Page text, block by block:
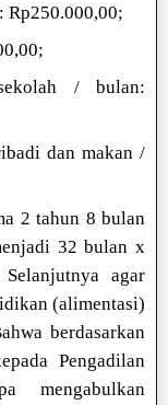
Rp250.000,00;
/ bulan:
dan makan /
2 tahun 8 bulan
32 bulan x
agar
(alimentasi)
berdasarkan
Pengadilan
mengabulkan